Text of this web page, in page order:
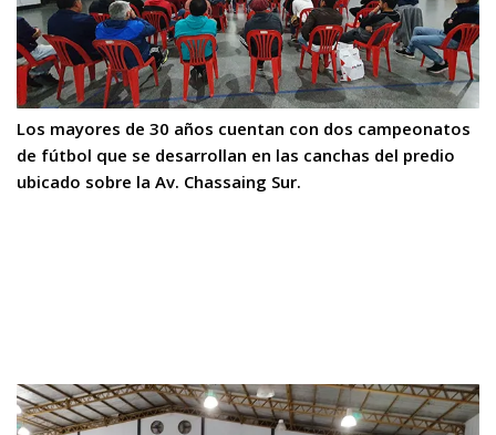
Los mayores de 30 años cuentan con dos campeonatos
de fútbol que se desarrollan en las canchas del predio
ubicado sobre la Av. Chassaing Sur.